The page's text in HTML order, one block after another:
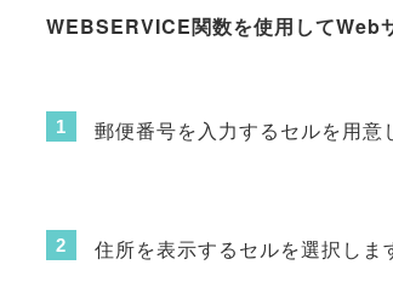
WEBSERVICE関数を使用してWeb
郵便番号を入力するセルを用意
住所を表示するセルを選択しま